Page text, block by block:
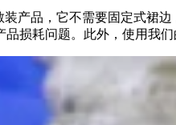
产品，它不需要固定式
损耗问题。此外，使用我